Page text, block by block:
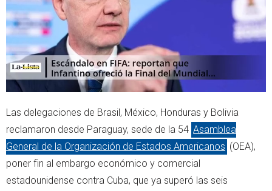
p
Las delegaciones de Brasil, México, Honduras y Bolivia
reclamaron desde Paraguay, sede de la 54 Asamblea
General de la Organización de Estados Americanos (OEA),
poner fin al embargo económico y comercial
estadounidense contra Cuba, que ya superó las seis